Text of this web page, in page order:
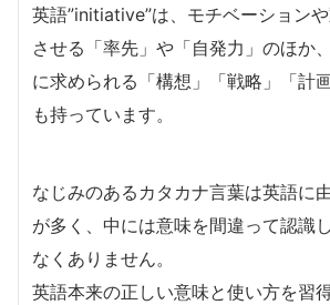
英語”initiative”は、モチベーション
させる「率先」や「自発力」のほか
に求められる「構想」「戦略」「計
も持っています。
なじみのあるカタカナ言葉は英語に
が多く、中には意味を間違って認識
なくありません。
英語本来の正しい意味と使い方を習